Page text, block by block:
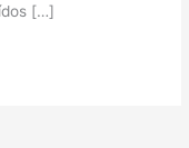
[…]